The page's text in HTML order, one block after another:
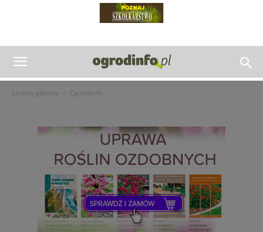
Strona główna Ogrodinfo